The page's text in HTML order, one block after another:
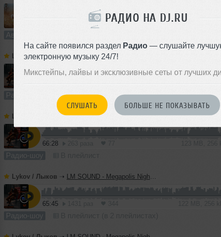
РАДИО НА DJ.RU
На сайте появился раздел Радио — слушайте
электронную музыку 24/7!
Микстейпы, лайвы и эксклюзивные сеты от лучших
СЛУШАТЬ БОЛЬШЕ НЕ ПОКАЗЫВАТЬ
232 10 MB, 256
Авторский трек
Lykov / Лыков ➝LM SOUND - Megapolis Night 21.07.2026
Радио-шоу В плейлист (в 2 плейлистах)
Lykov / Лыков ➝LM SOUND - Megapolis Night 14.07.2026
66:28
Радио-шоу
Lykov / Лыков ➝ LM SOUND - Megapolis Night 07.07.2026
65:45
Радио-шоу